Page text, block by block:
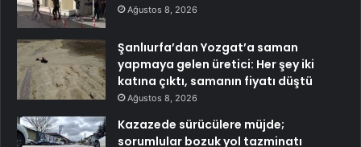
Ağustos 8, 2026
Şanlıurfa’dan Yozgat’a saman
yapmaya gelen üretici: Her şey iki
katına çıktı, samanın fiyatı düştü
Ağustos 8, 2026
Kazazede sürücülere müjde;
sorumlular bozuk yol tazminatı